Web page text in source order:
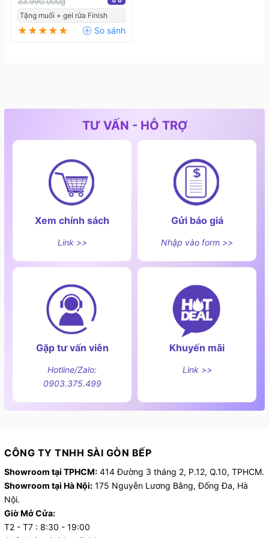
Chương trình trí tuệ nhân tạo Intelligent
Máy rửa bát Bosch SMS6ZCI16Ecó chương trình rửa
Chương trình tự động điều chỉnh quá trình rửa và cho
phép người dùng đánh giá kết quả qua ứng dụng
Home Connect. Dựa vào dữ liệu này, máy sẽ đề xuất
cài đặt thay thế và thông báo về lượng nước và điện
Tặng muối + gel rửa Finish
TƯ VẤN - HỖ TRỢ
Xem chính sách
Link >>
Gửi báo giá
Nhập vào form >>
Gặp tư vấn viên
Hotline/Zalo:
0903.375.499
Khuyến mãi
Link >>
CÔNG TY TNHH SÀI GÒN BẾP
Showroom tại TPHCM: 414 Đường 3 tháng 2, P.12, Q.10, TPHCM.
Showroom tại Hà Nội: 175 Nguyễn Lương Bằng, Đống Đa, Hà
Nội.
Giờ Mở Cửa:
T2 - T7 : 8:30 - 19:00